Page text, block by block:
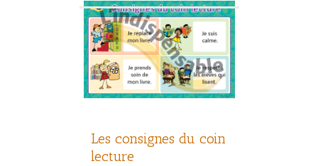
Les consignes du coin
lecture